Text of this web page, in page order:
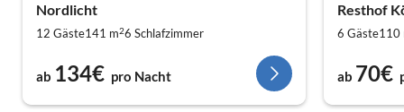
Nordlicht
12 Gäste141 m26 Schlafzimmer
ab 134€ pro Nacht
Resthof
6 Gäste110
ab 70€